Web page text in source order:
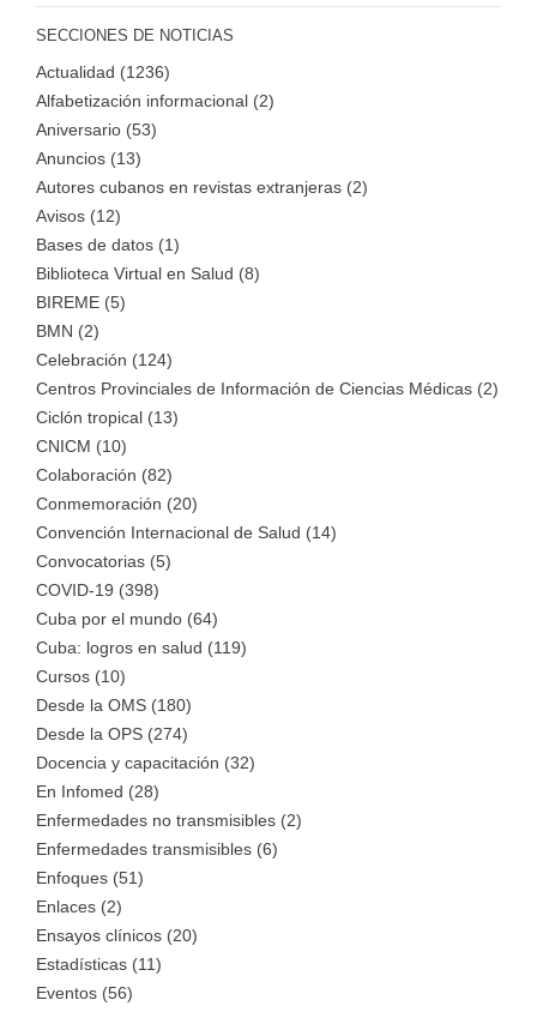
SECCIONES DE NOTICIAS
Actualidad (1236)
Alfabetización informacional (2)
Aniversario (53)
Anuncios (13)
Autores cubanos en revistas extranjeras (2)
Avisos (12)
Bases de datos (1)
Biblioteca Virtual en Salud (8)
BIREME (5)
BMN (2)
Celebración (124)
Centros Provinciales de Información de Ciencias Médicas (2)
Ciclón tropical (13)
CNICM (10)
Colaboración (82)
Conmemoración (20)
Convención Internacional de Salud (14)
Convocatorias (5)
COVID-19 (398)
Cuba por el mundo (64)
Cuba: logros en salud (119)
Cursos (10)
Desde la OMS (180)
Desde la OPS (274)
Docencia y capacitación (32)
En Infomed (28)
Enfermedades no transmisibles (2)
Enfermedades transmisibles (6)
Enfoques (51)
Enlaces (2)
Ensayos clínicos (20)
Estadísticas (11)
Eventos (56)